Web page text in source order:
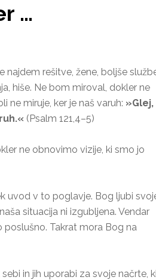
…
najdem rešitve, žene, boljše
hiše. Ne bom miroval, dokler ne
ne miruje, ker je naš varuh: »Glej,
(Psalm 121,4–5)
ne obnovimo vizije, ki smo jo
uvod v to poglavje. Bog ljubi
situacija ni izgubljena. Vendar
Takrat mora Bog na
in jih uporabi za svoje načrte, ki